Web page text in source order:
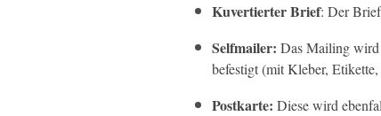
Kuvertierter Brief: Der
Selfmailer: Das Mailing wird
befestigt (mit Kleber,
Postkarte: Diese wird